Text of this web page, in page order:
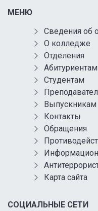
МЕНЮ
Сведения об
О колледже
Отделения
Абитуриентам
Студентам
Выпускникам
Контакты
Обращения
Карта сайта
СОЦИАЛЬНЫЕ СЕТИ